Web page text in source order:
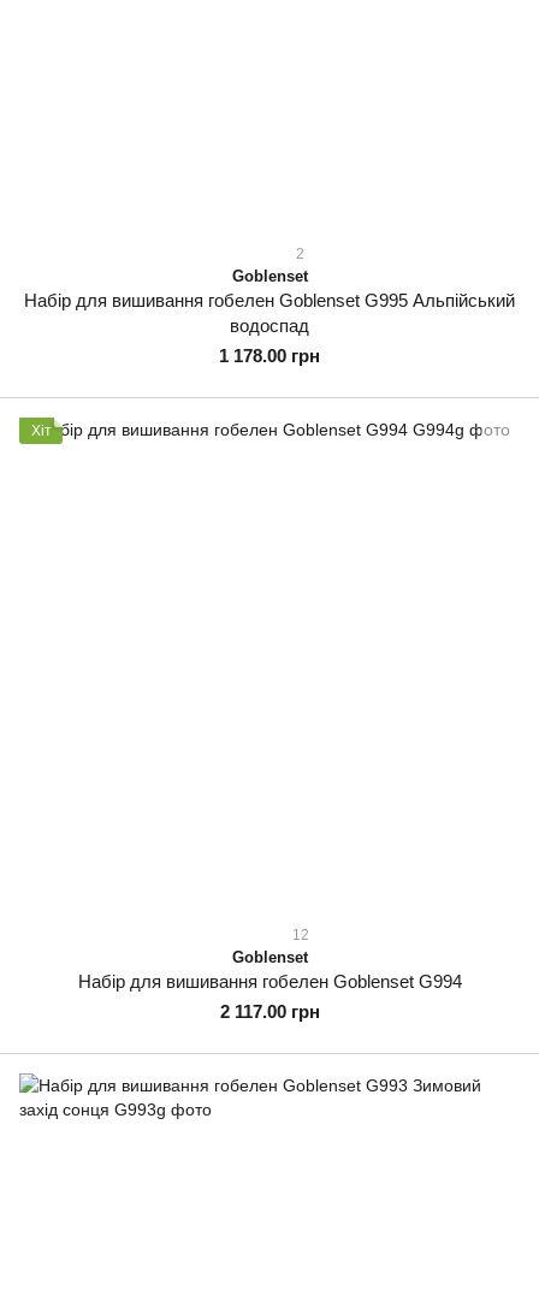
2
Goblenset
Набір для вишивання гобелен Goblenset G995 Альпійський
водоспад
1 178.00 грн
Хіт
12
Goblenset
Набір для вишивання гобелен Goblenset G994
2 117.00 грн